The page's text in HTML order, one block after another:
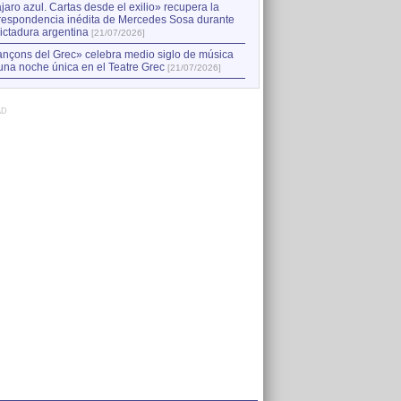
azul. Cartas desde el exilio» recupera la
inédita de Mercedes Sosa durante
argentina [21/07/2026]
del Grec» celebra medio siglo de música
noche única en el Teatre Grec [21/07/2026]